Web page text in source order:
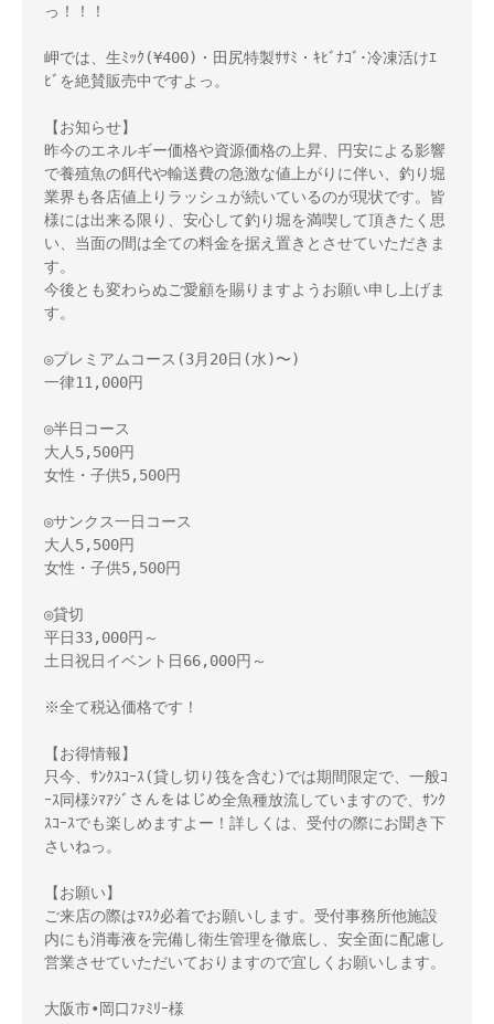
っ！！！
岬では、生ﾐｯｸ(¥400)・田尻特製ｻｻﾐ・ｷﾋﾞﾅｺﾞ･冷凍活けｴ
ﾋﾞを絶賛販売中ですよっ。
【お知らせ】
昨今のエネルギー価格や資源価格の上昇、円安による影響
で養殖魚の餌代や輸送費の急激な値上がりに伴い、釣り堀
業界も各店値上りラッシュが続いているのが現状です。皆
様には出来る限り、安心して釣り堀を満喫して頂きたく思
い、当面の間は全ての料金を据え置きとさせていただきま
す。
今後とも変わらぬご愛顧を賜りますようお願い申し上げま
す。
◎プレミアムコース(3月20日(水)〜)
一律11,000円
◎半日コース
大人5,500円
女性・子供5,500円
◎サンクス一日コース
大人5,500円
女性・子供5,500円
◎貸切
平日33,000円～
土日祝日イベント日66,000円～
※全て税込価格です！
【お得情報】
只今、ｻﾝｸｽｺｰｽ(貸し切り筏を含む)では期間限定で、一般ｺ
ｰｽ同様ｼﾏｱｼﾞさんをはじめ全魚種放流していますので、ｻﾝｸ
ｽｺｰｽでも楽しめますよー！詳しくは、受付の際にお聞き下
さいねっ。
【お願い】
ご来店の際はﾏｽｸ必着でお願いします。受付事務所他施設
内にも消毒液を完備し衛生管理を徹底し、安全面に配慮し
営業させていただいておりますので宜しくお願いします。
大阪市•岡口ﾌｧﾐﾘｰ様